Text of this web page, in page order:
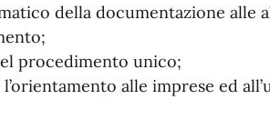
della documentazione alle
procedimento unico;
l’orientamento alle imprese ed